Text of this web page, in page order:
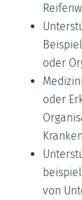
oder
oder
von